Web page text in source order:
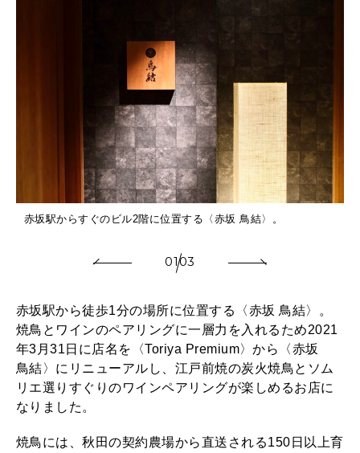
赤坂駅からすぐのビル2階に位置する〈赤坂 鳥結〉。
0103
赤坂駅から徒歩1分の場所に位置する〈赤坂 鳥結〉。
焼鳥とワインのペアリングに一層力を入れるため2021
年3月31日に店名を〈Toriya Premium〉から〈赤坂
鳥結〉にリニューアルし、江戸前焼の炭火焼鳥とソム
リエ選りすぐりのワインペアリングが楽しめるお店に
なりました。
焼鳥には、秋田の契約農場から直送される150日以上育